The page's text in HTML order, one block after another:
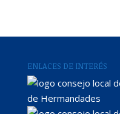
ENLACES DE INTERÉS
de Hermandades